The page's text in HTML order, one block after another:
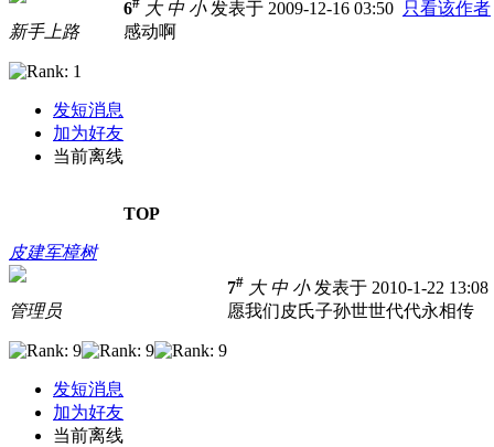
新手上路
发短消息
加为好友
当前离线
6 大 中 小发表于 2009-12-16 03:50 只看该作者
感动啊
TOP
皮建军樟树
管理员
发短消息
加为好友
当前离线
7# 大 中 小发表于 2010-1-22 13:08
愿我们皮氏子孙世世代代永相传